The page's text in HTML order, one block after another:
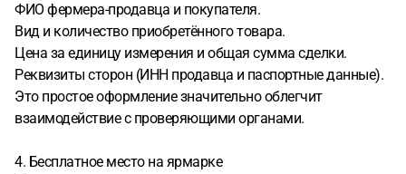
ФИО фермера-продавца и покупателя.
Вид и количество приобретённого товара.
Цена за единицу измерения и общая сумма сделки.
Реквизиты сторон (ИНН продавца и паспортные данные).
Это простое оформление значительно облегчит
взаимодействие с проверяющими органами.
4. Бесплатное место на ярмарке